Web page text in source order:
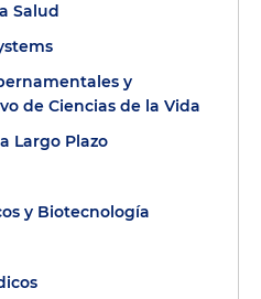
Salud
y
de Ciencias de la Vida
Largo Plazo
y Biotecnología